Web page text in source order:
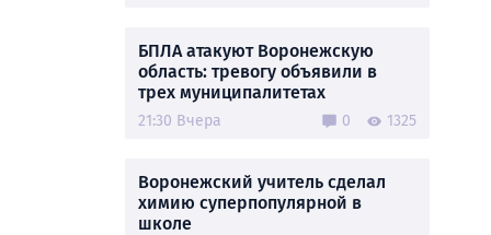
БПЛА атакуют Воронежскую
область: тревогу объявили в
трех муниципалитетах
21:30 Вчера 0 1325
Воронежский учитель сделал
химию суперпопулярной в
школе